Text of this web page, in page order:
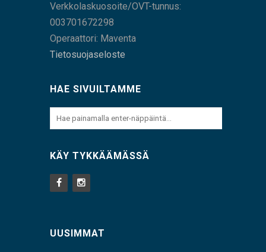
Verkkolaskuosoite/OVT-tunnus:
003701672298
Operaattori: Maventa
Tietosuojaseloste
HAE SIVUILTAMME
KÄY TYKKÄÄMÄSSÄ
UUSIMMAT